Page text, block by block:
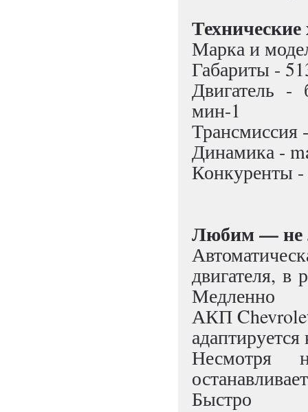
Марка и
Габариты -
Двигатель -
мин-1
Трансмиссия
Динамика -
Конкуренты
Любим — не
двигателя, в
Медленно
АКП
Несмотря
Быстро